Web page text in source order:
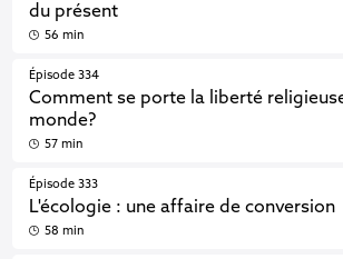
du présent
56 min
Épisode 334
Comment se porte la liberté
monde?
57 min
Épisode 333
L'écologie : une affaire de conversion
58 min